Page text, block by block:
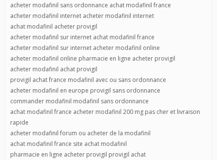
acheter modafinil sans ordonnance achat modafinil france
acheter modafinil internet acheter modafinil internet
achat modafinil acheter provigil
acheter modafinil sur internet achat modafinil france
acheter modafinil sur internet acheter modafinil online
acheter modafinil online pharmacie en ligne acheter provigil
acheter modafinil achat provigil
provigil achat france modafinil avec ou sans ordonnance
acheter modafinil en europe provigil sans ordonnance
commander modafinil modafinil sans ordonnance
achat modafinil france acheter modafinil 200 mg pas cher et livraison
rapide
acheter modafinil forum ou acheter de la modafinil
achat modafinil france site achat modafinil
pharmacie en ligne acheter provigil provigil achat